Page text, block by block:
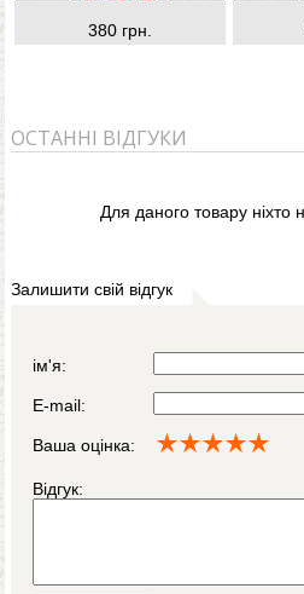
380 грн.
ОСТАННІ ВІДГУКИ
Для даного товару ніхто
Залишити свій відгук
ім'я:
E-mail:
Ваша оцінка:
Відгук: